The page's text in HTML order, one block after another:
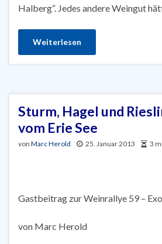
Halberg“. Jedes andere Weingut
Weiterlesen
Sturm, Hagel und
vom Erie See
von Marc Herold 25. Januar 2013 3
Gastbeitrag zur Weinrallye 59 –
von Marc Herold